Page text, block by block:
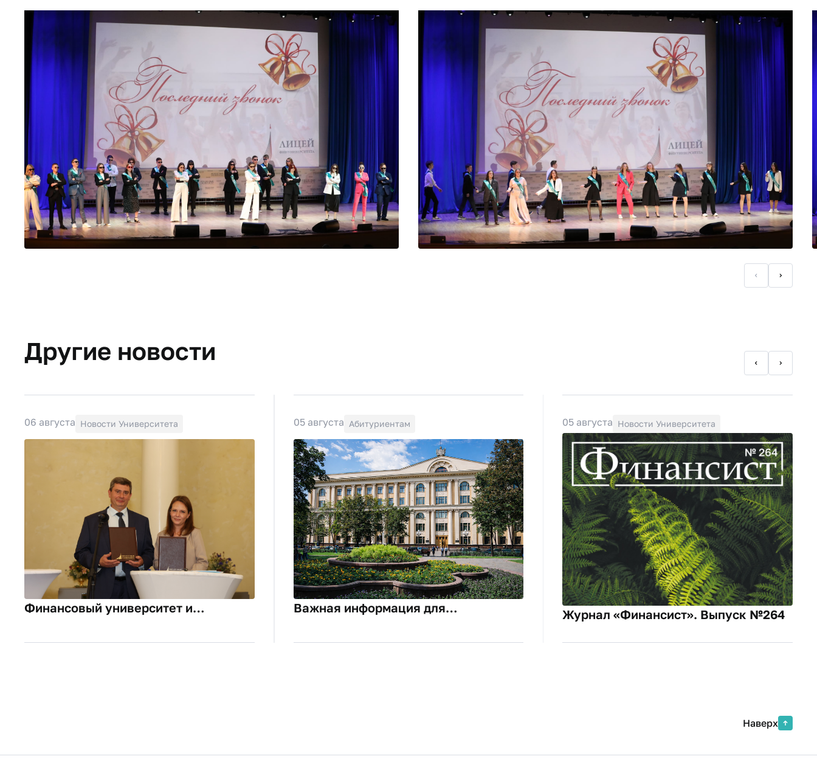
Другие новости
06 августа Новости Университета
Финансовый университет и
сезон культурного партнерства
05 августа Абитуриентам
Важная информация для
стоимости обучения!
05 августа Новости Университета
Журнал «Финансист». Выпуск №264
Наверх